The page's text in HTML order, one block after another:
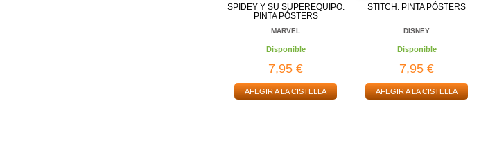
SPIDEY Y SU SUPEREQUIPO.
PINTA PÓSTERS
MARVEL
Disponible
7,95 €
AFEGIR A LA CISTELLA
STITCH. PINTA PÓSTERS
DISNEY
Disponible
7,95 €
AFEGIR A LA CISTELLA